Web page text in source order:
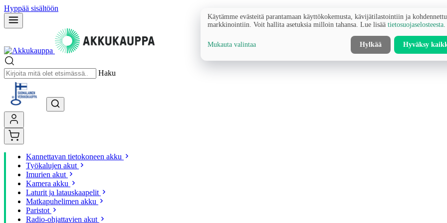
Hyppää sisältöön
Haku
Kannettavan tietokoneen akku
Työkalujen akut
Imurien akut
Kamera akku
Laturit ja latauskaapelit
Matkapuhelimen akku
Paristot
Radio-ohjattavien akut
Käytämme evästeitä parantamaan käyttökokemusta, kävijätilastointiin ja
markkinointiin. Voit hallita asetuksia milloin tahansa. Lue lisää tietosuojaselosteesta
Mukauta valintaa Hylkää Hyväksy